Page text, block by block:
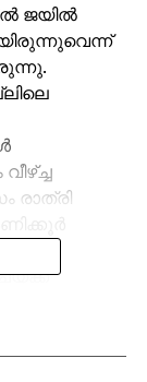
ജയില്‍
രാത്രി